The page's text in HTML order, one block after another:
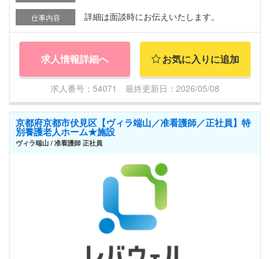
仕事内容 詳細は面談時にお伝えいたします。
求人情報詳細へ お気に入りに追加
求人番号：54071 最終更新日：2026/05/08
京都府京都市伏見区【ヴィラ端山／准看護師／正社員】特
別養護老人ホーム★施設
ヴィラ端山 / 准看護師 正社員